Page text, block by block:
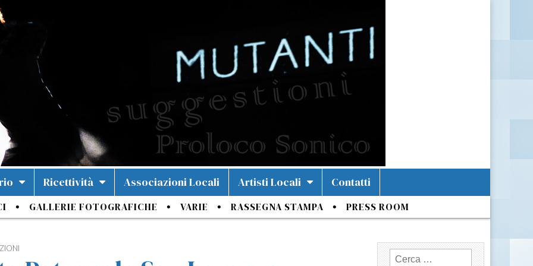
Ricettività Associazioni Locali Artisti Locali Contatti
GALLERIE FOTOGRAFICHE VARIE RASSEGNA STAMPA PRESS ROOM
Ricerca